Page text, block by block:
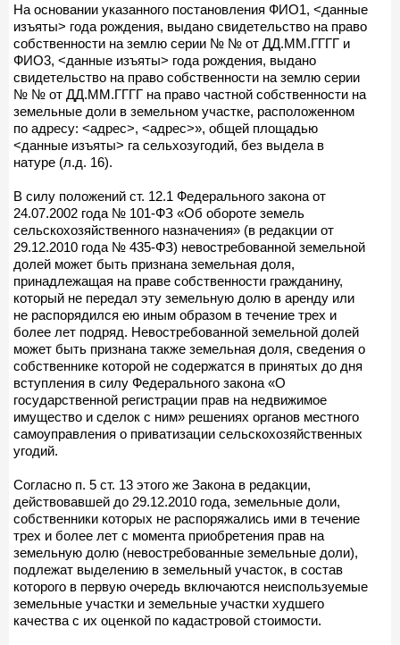
На основании указанного постановления ФИО1, <данные
изъяты> года рождения, выдано свидетельство на право
собственности на землю серии № № от ДД.ММ.ГГГГ и
ФИО3, <данные изъяты> года рождения, выдано
свидетельство на право собственности на землю серии
№ № от ДД.ММ.ГГГГ на право частной собственности на
земельные доли в земельном участке, расположенном
по адресу: <адрес>, <адрес>», общей площадью
<данные изъяты> га сельхозугодий, без выдела в
натуре (л.д. 16).
В силу положений ст. 12.1 Федерального закона от
24.07.2002 года № 101-ФЗ «Об обороте земель
сельскохозяйственного назначения» (в редакции от
29.12.2010 года № 435-ФЗ) невостребованной земельной
долей может быть признана земельная доля,
принадлежащая на праве собственности гражданину,
который не передал эту земельную долю в аренду или
не распорядился ею иным образом в течение трех и
более лет подряд. Невостребованной земельной долей
может быть признана также земельная доля, сведения о
собственнике которой не содержатся в принятых до дня
вступления в силу Федерального закона «О
государственной регистрации прав на недвижимое
имущество и сделок с ним» решениях органов местного
самоуправления о приватизации сельскохозяйственных
угодий.
Согласно п. 5 ст. 13 этого же Закона в редакции,
действовавшей до 29.12.2010 года, земельные доли,
собственники которых не распоряжались ими в течение
трех и более лет с момента приобретения прав на
земельную долю (невостребованные земельные доли),
подлежат выделению в земельный участок, в состав
которого в первую очередь включаются неиспользуемые
земельные участки и земельные участки худшего
качества с их оценкой по кадастровой стоимости.